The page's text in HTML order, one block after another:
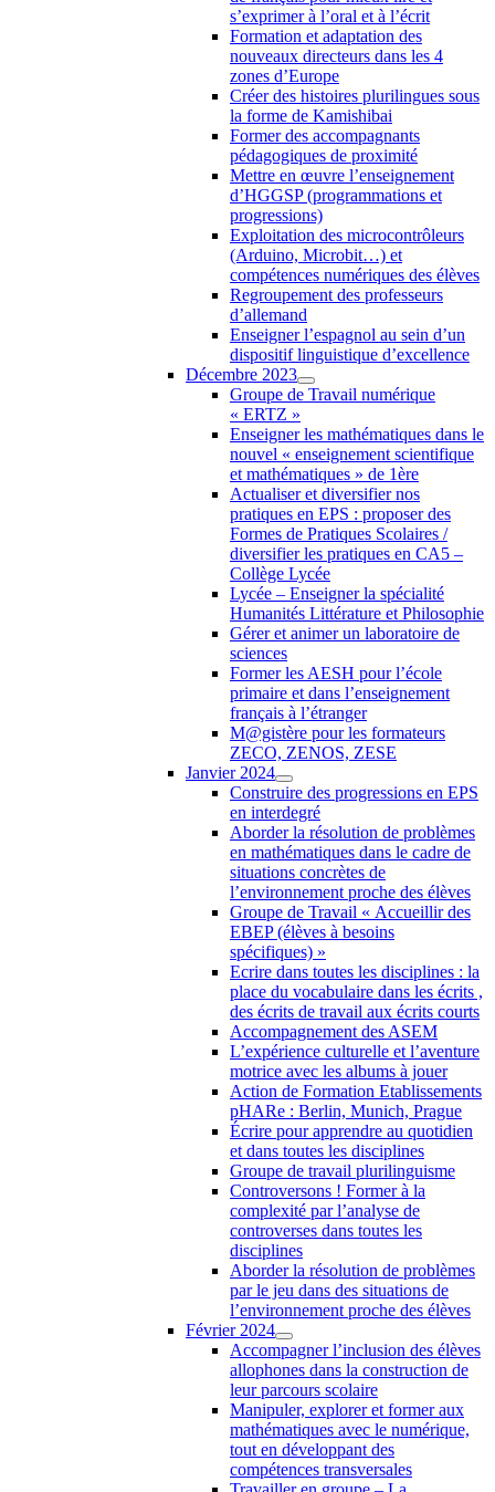
s’exprimer à l’oral et à l’écrit
Formation et adaptation des
nouveaux directeurs dans les 4
zones d’Europe
Créer des histoires plurilingues sous
la forme de Kamishibai
Former des accompagnants
pédagogiques de proximité
Mettre en œuvre l’enseignement
d’HGGSP (programmations et
progressions)
Exploitation des microcontrôleurs
(Arduino, Microbit…) et
compétences numériques des élèves
Regroupement des professeurs
d’allemand
Enseigner l’espagnol au sein d’un
dispositif linguistique d’excellence
Décembre 2023
Groupe de Travail numérique
« ERTZ »
Enseigner les mathématiques dans le
nouvel « enseignement scientifique
et mathématiques » de 1ère
Actualiser et diversifier nos
pratiques en EPS : proposer des
Formes de Pratiques Scolaires /
diversifier les pratiques en CA5 –
Collège Lycée
Lycée – Enseigner la spécialité
Humanités Littérature et Philosophie
Gérer et animer un laboratoire de
sciences
Former les AESH pour l’école
primaire et dans l’enseignement
français à l’étranger
M@gistère pour les formateurs
ZECO, ZENOS, ZESE
Janvier 2024
Construire des progressions en EPS
en interdegré
Aborder la résolution de problèmes
en mathématiques dans le cadre de
situations concrètes de
l’environnement proche des élèves
Groupe de Travail « Accueillir des
EBEP (élèves à besoins
spécifiques) »
Ecrire dans toutes les disciplines : la
place du vocabulaire dans les écrits ,
des écrits de travail aux écrits courts
Accompagnement des ASEM
L’expérience culturelle et l’aventure
motrice avec les albums à jouer
Action de Formation Etablissements
pHARe : Berlin, Munich, Prague
Écrire pour apprendre au quotidien
et dans toutes les disciplines
Groupe de travail plurilinguisme
Controversons ! Former à la
complexité par l’analyse de
controverses dans toutes les
disciplines
Aborder la résolution de problèmes
par le jeu dans des situations de
l’environnement proche des élèves
Février 2024
Accompagner l’inclusion des élèves
allophones dans la construction de
leur parcours scolaire
Manipuler, explorer et former aux
mathématiques avec le numérique,
tout en développant des
compétences transversales